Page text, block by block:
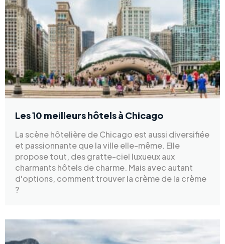
Les 10 meilleurs hôtels à Chicago
La scène hôtelière de Chicago est aussi diversifiée
et passionnante que la ville elle-même. Elle
propose tout, des gratte-ciel luxueux aux
charmants hôtels de charme. Mais avec autant
d'options, comment trouver la crème de la crème
?